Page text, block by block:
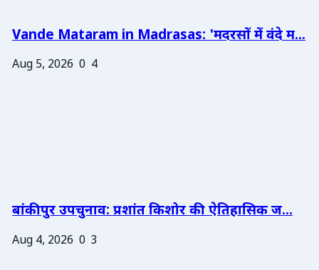
Vande Mataram in Madrasas: 'मदरसों में वंदे म...
Aug 5, 2026 0 4
बांकीपुर उपचुनाव: प्रशांत किशोर की ऐतिहासिक ज...
Aug 4, 2026 0 3